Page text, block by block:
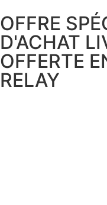
OFFRE
D'ACHAT
OFFERTE
RELAY